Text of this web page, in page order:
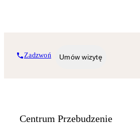
Zadzwoń Umów wizytę
Centrum Przebudzenie